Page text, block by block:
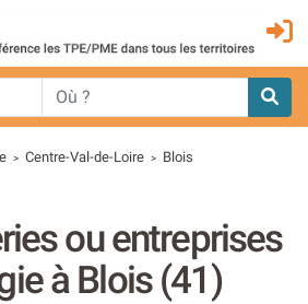
> Centre-Val-de-Loire > Blois
ou entreprises
à Blois (41)